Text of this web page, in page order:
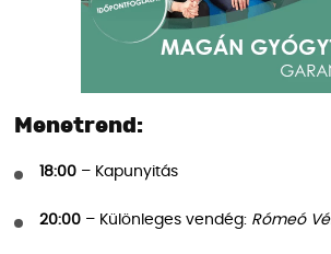
Menetrend:
18:00 – Kapunyitás
20:00 – Különleges vendég: Rómeó